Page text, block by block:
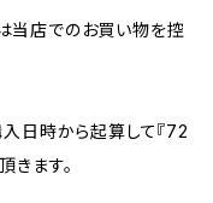
当店でのお買い物を控
日時から起算して『72
きます。